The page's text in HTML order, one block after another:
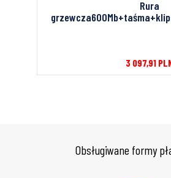
Rura
3 097,91
Obsługiwane formy